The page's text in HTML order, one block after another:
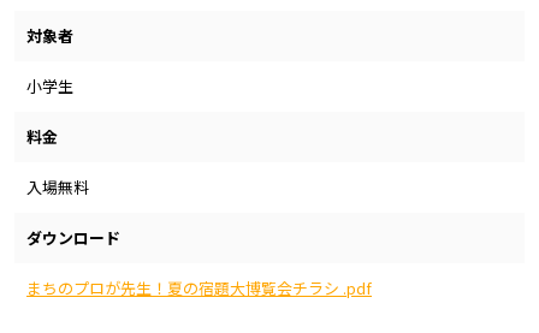
対象者
小学生
料金
入場無料
ダウンロード
まちのプロが先生！夏の宿題大博覧会チラシ .pdf